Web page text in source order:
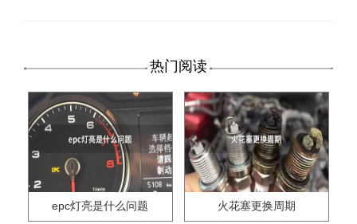
热门阅读
epc灯亮是什么问题 火花塞更换周期